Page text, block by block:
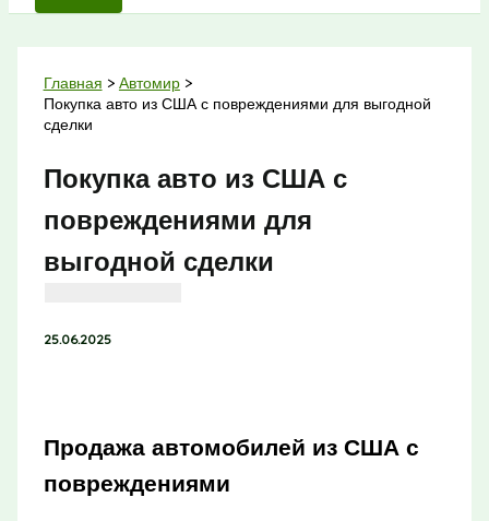
Главная
Автомир
Покупка авто из США с повреждениями для выгодной
сделки
Покупка авто из США с
повреждениями для
выгодной сделки
25.06.2025
Продажа автомобилей из США с
повреждениями